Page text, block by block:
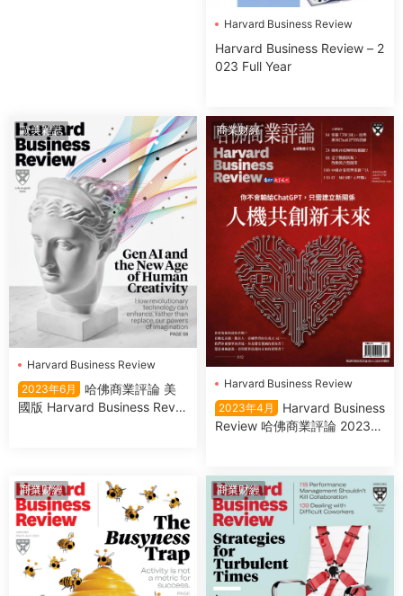
Harvard Business Review
Harvard Business Review – 2
023 Full Year
歐美雜誌
Harvard Business Review
2023年6月
哈佛商業評論 美
國版 Harvard Business Revie
商業财經
Harvard Business Review
哈佛商業評論
2023年4月
Harvard Business
Review 哈佛商業評論 2023年
商業财經 商業财經